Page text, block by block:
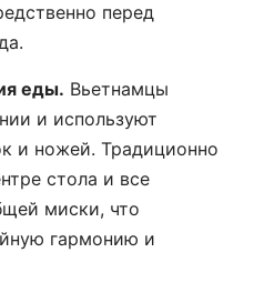
перед
еды. Вьетнамцы
и используют
и ножей. Традиционно
стола и все
миски, что
гармонию и